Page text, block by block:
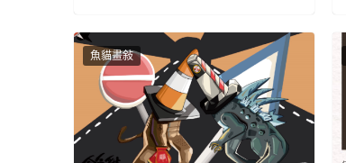
魚貓畫敍